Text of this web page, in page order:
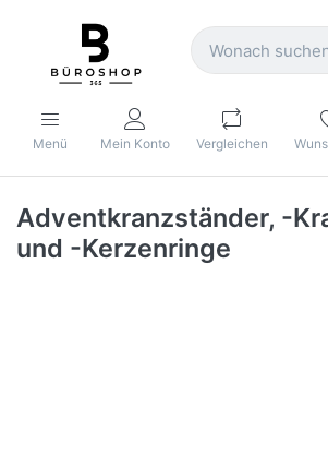
Menü Mein Konto Vergleichen
Adventkranzständer, -
und -Kerzenringe